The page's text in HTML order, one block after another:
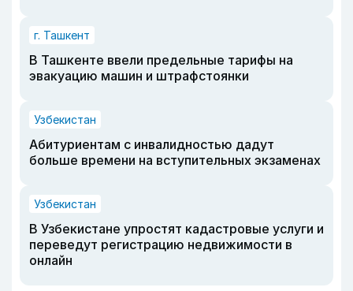
г. Ташкент
В Ташкенте ввели предельные тарифы на
эвакуацию машин и штрафстоянки
Узбекистан
Абитуриентам с инвалидностью дадут
больше времени на вступительных экзаменах
Узбекистан
В Узбекистане упростят кадастровые услуги и
переведут регистрацию недвижимости в
онлайн